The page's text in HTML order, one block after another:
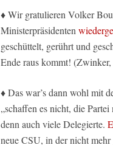
♦ Wir gratulieren Volker
Ministerpräsidenten
geschüttelt, gerührt und
Ende raus kommt!
♦ Das war’s dann wohl mit
„schaffen es nicht, die
denn auch viele Delegierte.
neue CSU, in der nicht